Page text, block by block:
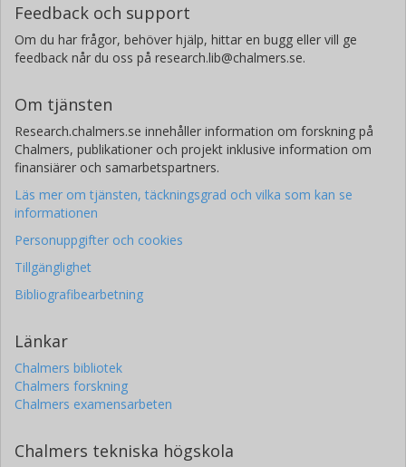
Feedback och support
Om du har frågor, behöver hjälp, hittar en bugg eller vill ge
feedback når du oss på research.lib@chalmers.se.
Om tjänsten
Research.chalmers.se innehåller information om forskning på
Chalmers, publikationer och projekt inklusive information om
finansiärer och samarbetspartners.
Läs mer om tjänsten, täckningsgrad och vilka som kan se
informationen
Personuppgifter och cookies
Tillgänglighet
Bibliografibearbetning
Länkar
Chalmers bibliotek
Chalmers forskning
Chalmers examensarbeten
Chalmers tekniska högskola